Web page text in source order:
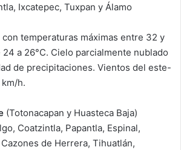
Ixcatepec, Tuxpan y Álamo
temperaturas máximas entre 32 y
24 a 26°C. Cielo parcialmente nublado
de precipitaciones. Vientos del este-
h.
(Totonacapan y Huasteca Baja)
Coatzintla, Papantla, Espinal,
de Herrera, Tihuatlán,